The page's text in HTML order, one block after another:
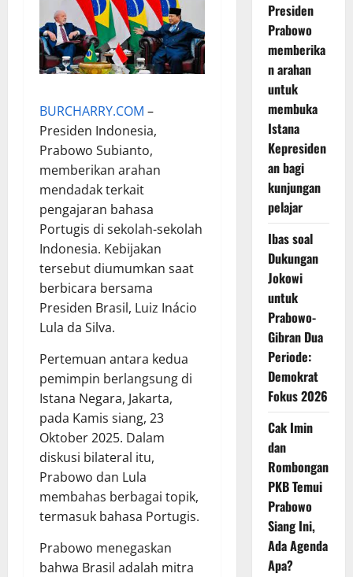
BURCHARRY.COM –
Presiden Indonesia,
Prabowo Subianto,
memberikan arahan
mendadak terkait
pengajaran bahasa
Portugis di sekolah-sekolah
Indonesia. Kebijakan
tersebut diumumkan saat
berbicara bersama
Presiden Brasil, Luiz Inácio
Lula da Silva.
Pertemuan antara kedua
pemimpin berlangsung di
Istana Negara, Jakarta,
pada Kamis siang, 23
Oktober 2025. Dalam
diskusi bilateral itu,
Prabowo dan Lula
membahas berbagai topik,
termasuk bahasa Portugis.
Prabowo menegaskan
bahwa Brasil adalah mitra
Presiden
Prabowo
memberika
n arahan
untuk
membuka
Istana
Kepresiden
an bagi
kunjungan
pelajar
Ibas soal
Dukungan
Jokowi
untuk
Prabowo-
Gibran Dua
Periode:
Demokrat
Fokus 2026
Cak Imin
dan
Rombongan
PKB Temui
Prabowo
Siang Ini,
Ada Agenda
Apa?